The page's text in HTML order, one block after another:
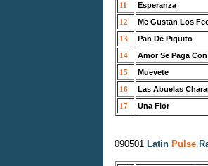
11
Esperanza
12
Me Gustan Los
13
Pan De Piquito
14
Amor Se Paga
15
Muevete
16
Las Abuelas
17
Una Flor
090501 Latin Pulse